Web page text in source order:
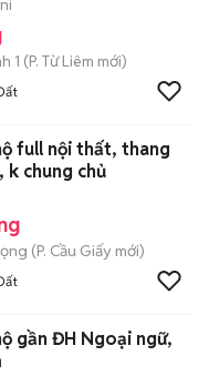
1 (P. Từ Liêm mới)
full nội thất, thang
k chung chủ
(P. Cầu Giấy mới)
gần ĐH Ngoại ngữ,